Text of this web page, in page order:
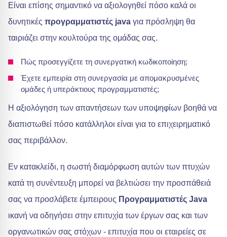
Είναι επίσης σημαντικό να αξιολογηθεί πόσο καλά οι
δυνητικές προγραμματιστές java για πρόσληψη θα
ταιριάζει στην κουλτούρα της ομάδας σας.
Πώς προσεγγίζετε τη συνεργατική κωδικοποίηση;
Έχετε εμπειρία στη συνεργασία με απομακρυσμένες
ομάδες ή υπεράκτιους προγραμματιστές;
Η αξιολόγηση των απαντήσεων των υποψηφίων βοηθά να
διαπιστωθεί πόσο κατάλληλοι είναι για το επιχειρηματικό
σας περιβάλλον.
Εν κατακλείδι, η σωστή διαμόρφωση αυτών των πτυχών
κατά τη συνέντευξη μπορεί να βελτιώσει την προσπάθειά
σας να προσλάβετε έμπειρους Προγραμματιστές Java
ικανή να οδηγήσει στην επιτυχία των έργων σας και των
οργανωτικών σας στόχων - επιτυχία που οι εταιρείες σε